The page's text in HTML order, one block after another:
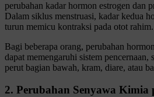
perubahan kadar hormon estrogen dan
Dalam siklus menstruasi, kadar kedua
turun memicu kontraksi pada otot rahim.
Bagi beberapa orang, perubahan
dapat memengaruhi sistem pencernaan,
perut bagian bawah, kram, diare, atau
2. Perubahan Senyawa Kimia